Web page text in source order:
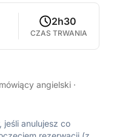
2h30
CZAS TRWANIA
angielski ·
jeśli anulujesz co